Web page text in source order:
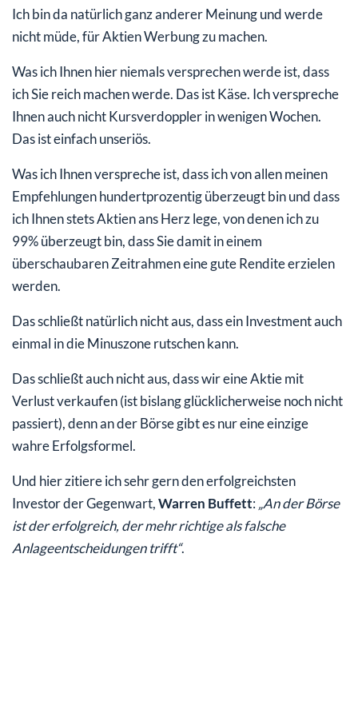
Ich bin da natürlich ganz anderer Meinung und werde
nicht müde, für Aktien Werbung zu machen.
Was ich Ihnen hier niemals versprechen werde ist, dass
ich Sie reich machen werde. Das ist Käse. Ich verspreche
Ihnen auch nicht Kursverdoppler in wenigen Wochen.
Das ist einfach unseriös.
Was ich Ihnen verspreche ist, dass ich von allen meinen
Empfehlungen hundertprozentig überzeugt bin und dass
ich Ihnen stets Aktien ans Herz lege, von denen ich zu
99% überzeugt bin, dass Sie damit in einem
überschaubaren Zeitrahmen eine gute Rendite erzielen
werden.
Das schließt natürlich nicht aus, dass ein Investment auch
einmal in die Minuszone rutschen kann.
Das schließt auch nicht aus, dass wir eine Aktie mit
Verlust verkaufen (ist bislang glücklicherweise noch nicht
passiert), denn an der Börse gibt es nur eine einzige
wahre Erfolgsformel.
Und hier zitiere ich sehr gern den erfolgreichsten
Investor der Gegenwart,Warren Buffett: „An der Börse
ist der erfolgreich, der mehr richtige als falsche
Anlageentscheidungen trifft“.